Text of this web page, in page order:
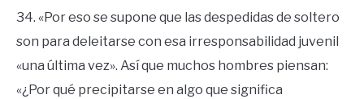
34. «Por eso se supone que las despedidas de soltero
son para deleitarse con esa irresponsabilidad juvenil
«una última vez». Así que muchos hombres piensan:
«¿Por qué precipitarse en algo que significa